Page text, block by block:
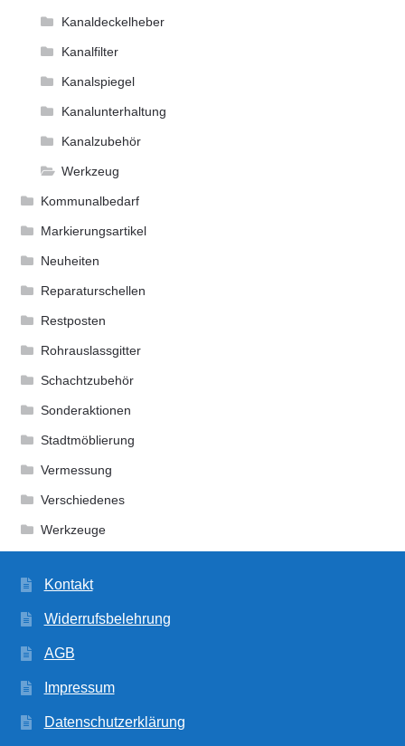
Kanaldeckelheber
Kanalfilter
Kanalspiegel
Kanalunterhaltung
Kanalzubehör
Werkzeug
Kommunalbedarf
Markierungsartikel
Neuheiten
Reparaturschellen
Restposten
Rohrauslassgitter
Schachtzubehör
Sonderaktionen
Stadtmöblierung
Vermessung
Verschiedenes
Werkzeuge
Kontakt
Widerrufsbelehrung
AGB
Impressum
Datenschutzerklärung